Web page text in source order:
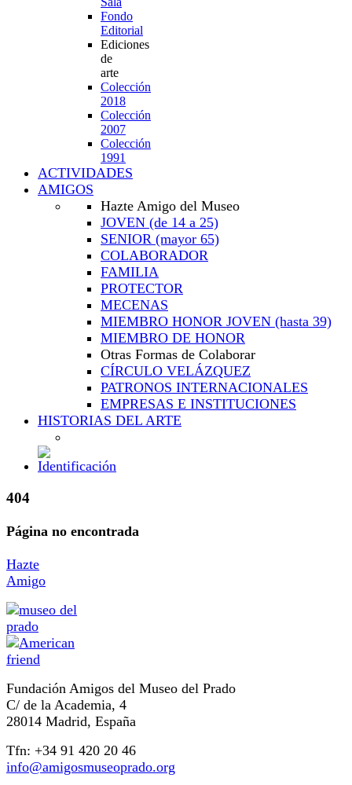
Fondo
Editorial
Ediciones
de
arte
Colección
2018
Colección
2007
Colección
1991
ACTIVIDADES
AMIGOS
Hazte Amigo del Museo
JOVEN (de 14 a 25)
SENIOR (mayor 65)
COLABORADOR
FAMILIA
PROTECTOR
MECENAS
MIEMBRO HONOR JOVEN (hasta 39)
MIEMBRO DE HONOR
Otras Formas de Colaborar
CÍRCULO VELÁZQUEZ
PATRONOS INTERNACIONALES
EMPRESAS E INSTITUCIONES
HISTORIAS DEL ARTE
404
Página no encontrada
Hazte
Amigo
Fundación Amigos del Museo del Prado
C/ de la Academia, 4
28014 Madrid, España
Tfn: +34 91 420 20 46
info@amigosmuseoprado.org